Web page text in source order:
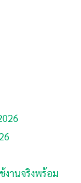
งานจริงพร้อม